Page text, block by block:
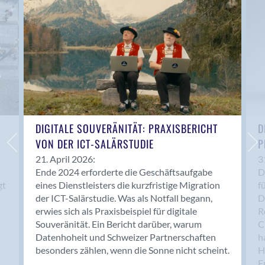
Anwil
Appenzell
Au SG
Baar
Baden
Balsthal
Balzers
Basel
Bassersdorf
Belp
Bendern
Benken (SG)
Bergdietikon
Berlin
Bern
Bern - Liebefeld
DIGITALE SOUVERÄNITÄT: PRAXISBERICHT
VON DER ICT-SALÄRSTUDIE
21. April 2026:
Ende 2024 erforderte die Geschäftsaufgabe
eines Dienstleisters die kurzfristige Migration
der ICT-Salärstudie. Was als Notfall begann,
erwies sich als Praxisbeispiel für digitale
Souveränität. Ein Bericht darüber, warum
Datenhoheit und Schweizer Partnerschaften
besonders zählen, wenn die Sonne nicht scheint.